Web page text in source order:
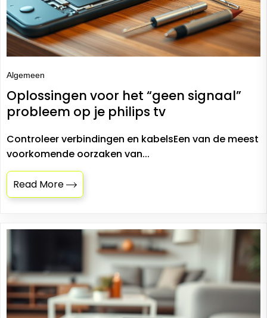
Algemeen
Oplossingen voor het “geen signaal”
probleem op je philips tv
Controleer verbindingen en kabelsEen van de meest
voorkomende oorzaken van...
Read More